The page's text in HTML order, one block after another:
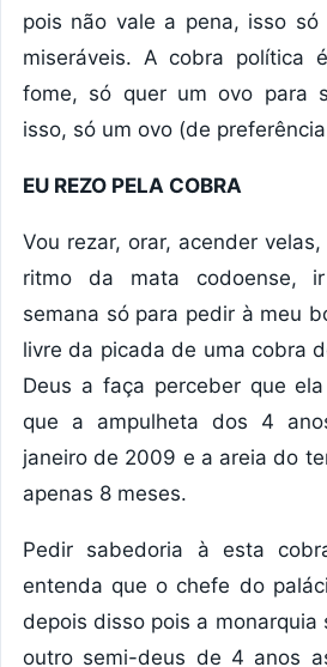
pois não vale a pena, isso só
miseráveis. A cobra política
fome, só quer um ovo para
isso, só um ovo (de
EU REZO PELA COBRA
Vou rezar, orar, acender
ritmo da mata codoense,
semana só para pedir à meu
livre da picada de uma cobra
Deus a faça perceber que
que a ampulheta dos 4
janeiro de 2009 e a areia do
apenas 8 meses.
Pedir sabedoria à esta
entenda que o chefe do
depois disso pois a monarquia
outro semi-deus de 4 anos